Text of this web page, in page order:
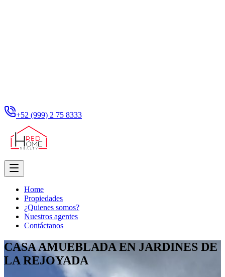
+52 (999) 2 75 8333
Home
Propiedades
¿Quienes somos?
Nuestros agentes
Contáctanos
CASA AMUEBLADA EN JARDINES DE
LA REJOYADA